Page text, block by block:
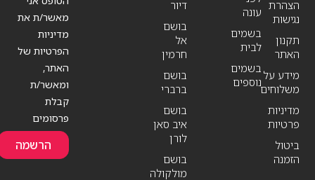
הצהרת
נגישות
תקנון
האתר
מידע על
משלוחים
מדיניות
פרטיות
ביטול
הזמנה
עונה
בשמים
לבית
בשמים
נוספים
דיור
בושם
אל
חרמין
בושם
ברברי
בושם
איב סאן
לורן
בושם
מולקולה
מאשר/ת את
מדיניות
הפרטיות של
האתר,
ומאשר/ת
קבלת
פרסומים
הרשמה